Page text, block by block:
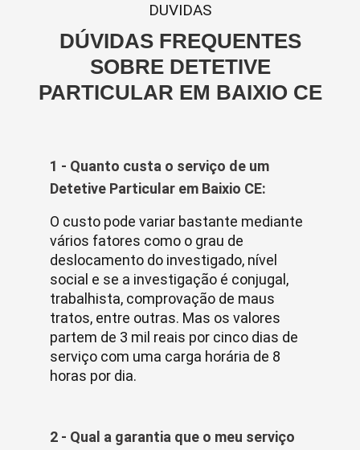
DUVIDAS
DÚVIDAS FREQUENTES
SOBRE DETETIVE
PARTICULAR EM BAIXIO CE
1 - Quanto custa o serviço de um
Detetive Particular em Baixio CE:
O custo pode variar bastante mediante
vários fatores como o grau de
deslocamento do investigado, nível
social e se a investigação é conjugal,
trabalhista, comprovação de maus
tratos, entre outras. Mas os valores
partem de 3 mil reais por cinco dias de
serviço com uma carga horária de 8
horas por dia.
2 - Qual a garantia que o meu serviço